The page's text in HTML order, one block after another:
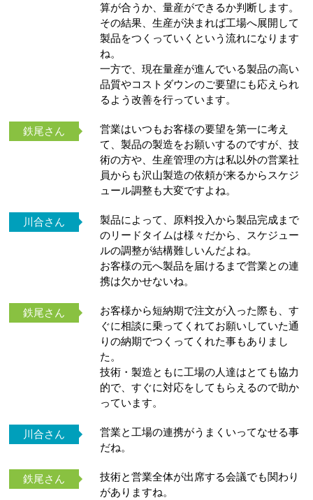
算が合うか、量産ができるか判断します。
その結果、生産が決まれば工場へ展開して
製品をつくっていくという流れになります
ね。
一方で、現在量産が進んでいる製品の高い
品質やコストダウンのご要望にも応えられ
るよう改善を行っています。
鉄尾さん
営業はいつもお客様の要望を第一に考え
て、製品の製造をお願いするのですが、技
術の方や、生産管理の方は私以外の営業社
員からも沢山製造の依頼が来るからスケジ
ュール調整も大変ですよね。
川合さん
製品によって、原料投入から製品完成まで
のリードタイムは様々だから、スケジュー
ルの調整が結構難しいんだよね。
お客様の元へ製品を届けるまで営業との連
携は欠かせないね。
鉄尾さん
お客様から短納期で注文が入った際も、す
ぐに相談に乗ってくれてお願いしていた通
りの納期でつくってくれた事もありまし
た。
技術・製造ともに工場の人達はとても協力
的で、すぐに対応をしてもらえるので助か
っています。
川合さん
営業と工場の連携がうまくいってなせる事
だね。
鉄尾さん
技術と営業全体が出席する会議でも関わり
がありますね。